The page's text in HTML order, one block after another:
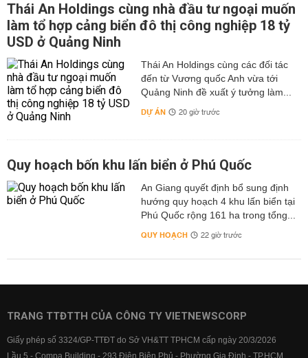
Thái An Holdings cùng nhà đầu tư ngoại muốn
làm tổ hợp cảng biển đô thị công nghiệp 18 tỷ
USD ở Quảng Ninh
Thái An Holdings cùng các đối tác
đến từ Vương quốc Anh vừa tới
Quảng Ninh đề xuất ý tưởng làm...
DỰ ÁN 20 giờ trước
Quy hoạch bốn khu lấn biển ở Phú Quốc
An Giang quyết định bổ sung định
hướng quy hoạch 4 khu lấn biển tại
Phú Quốc rộng 161 ha trong tổng...
QUY HOẠCH 22 giờ trước
TRANG TTĐTTH CỦA CÔNG TY VIETNEWSCORP
Giấy phép số 3324/GP-TTĐT do Sở VH&TT TPHCM cấp ngày 20/3/2026
Lầu 5 - Compa Building - 293 Điện Biên Phủ - Phường Gia Định - TP.HCM